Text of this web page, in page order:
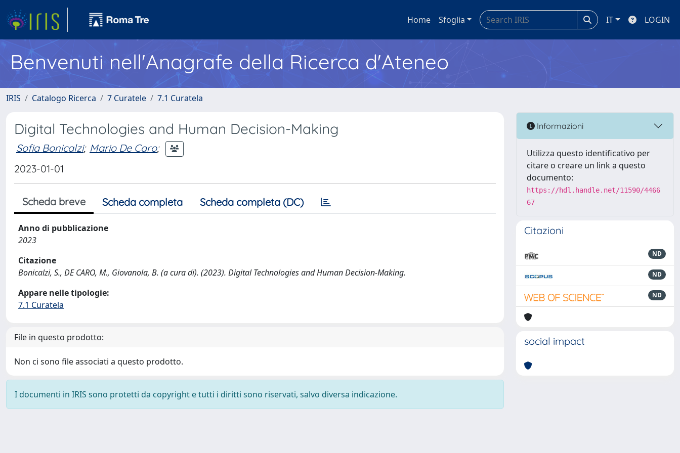
Home Sfoglia IT LOGIN
Benvenuti nell'Anagrafe della Ricerca d'Ateneo
IRIS Catalogo Ricerca 7 Curatele 7.1 Curatela
Digital Technologies and Human Decision-Making
Sofia Bonicalzi; Mario De Caro;
2023-01-01
Scheda breve Scheda completa Scheda completa (DC)
Anno di pubblicazione
2023
Citazione
Bonicalzi, S., DE CARO, M., Giovanola, B. (a cura di). (2023). Digital Technologies and Human Decision-Making.
Appare nelle tipologie:
7.1 Curatela
File in questo prodotto:
Non ci sono file associati a questo prodotto.
I documenti in IRIS sono protetti da copyright e tutti i diritti sono riservati, salvo diversa indicazione.
Informazioni
Utilizza questo identificativo per
citare o creare un link a questo
documento:
https://hdl.handle.net/11590/4466
67
Citazioni
ND
ND
ND
social impact